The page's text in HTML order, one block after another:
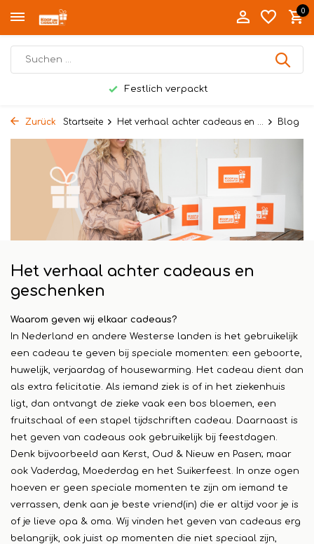
0
Festlich verpackt
Zurück Startseite Het verhaal achter cadeaus en ... Blog
Het verhaal achter cadeaus en
geschenken
Waarom geven wij elkaar cadeaus?
In Nederland en andere Westerse landen is het gebruikelijk
een cadeau te geven bij speciale momenten: een geboorte,
huwelijk, verjaardag of housewarming. Het cadeau dient dan
als extra felicitatie. Als iemand ziek is of in het ziekenhuis
ligt, dan ontvangt de zieke vaak een bos bloemen, een
fruitschaal of een stapel tijdschriften cadeau. Daarnaast is
het geven van cadeaus ook gebruikelijk bij feestdagen.
Denk bijvoorbeeld aan Kerst, Oud & Nieuw en Pasen; maar
ook Vaderdag, Moederdag en het Suikerfeest. In onze ogen
hoeven er geen speciale momenten te zijn om iemand te
verrassen, denk aan je beste vriend(in) die er altijd voor je is
of je lieve opa & oma. Wij vinden het geven van cadeaus erg
belangrijk, ook juist op momenten die niet speciaal zijn,